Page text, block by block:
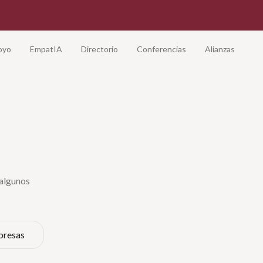
EmpatIA Directorio Conferencias Alianzas